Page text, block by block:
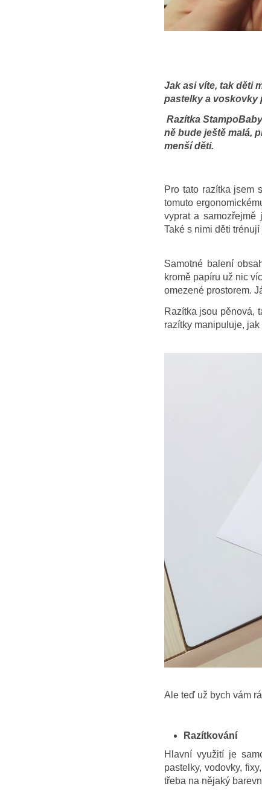
Jak asi víte, tak děti
pastelky a voskovky
Razítka
ně bude ještě malá,
menší děti.
Pro tato razítka jsem
tomuto
vyprat a samozřejmě
Také s nimi děti
Samotné balení
kromě papíru už nic
omezené prostorem.
Razítka jsou pěnová,
razítky manipuluje, jak
Ale teď už bych vám
Razítkování
Hlavní využití je
pastelky, vodovky,
třeba na nějaký